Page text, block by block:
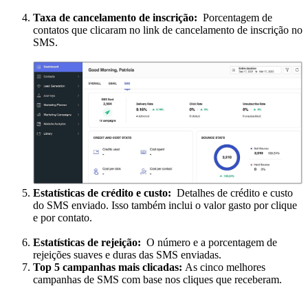
Taxa de cancelamento de inscrição: Porcentagem de
contatos que clicaram no link de cancelamento de inscrição no
SMS.
Estatísticas de crédito e custo: Detalhes de crédito e custo
do SMS enviado. Isso também inclui o valor gasto por clique
e por contato.
Estatísticas de rejeição: O número e a porcentagem de
rejeições suaves e duras das SMS enviadas.
Top 5 campanhas mais clicadas: As cinco melhores
campanhas de SMS com base nos cliques que receberam.